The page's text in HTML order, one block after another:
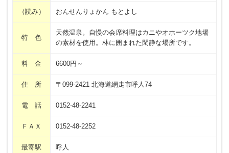
（読み） おんせんりょかん もとよし
特 色
天然温泉。自慢の会席料理はカニやオホーツク地場
の素材を使用。林に囲まれた閑静な場所です。
料 金 6600円～
住 所 〒099-2421 北海道網走市呼人74
電 話 0152-48-2241
ＦＡＸ 0152-48-2252
最寄駅 呼人